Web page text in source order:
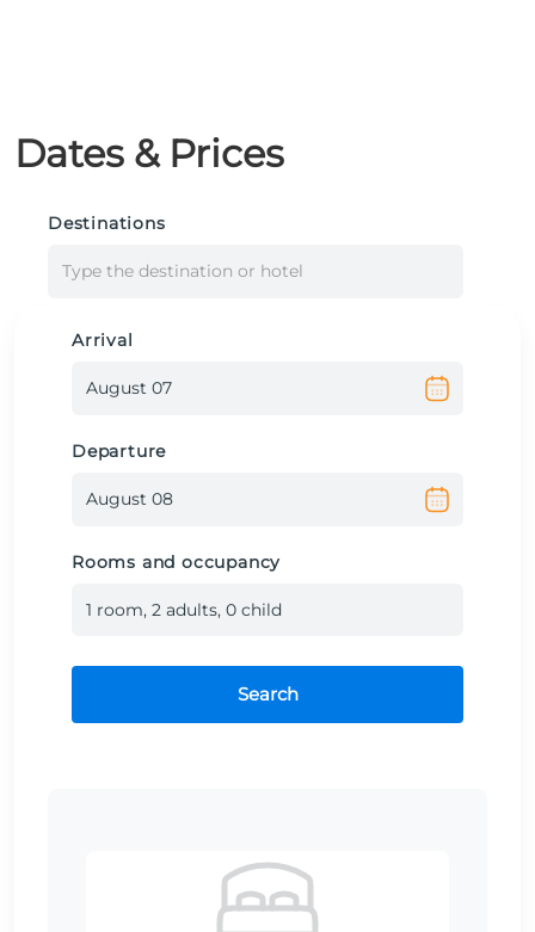
Dates & Prices
Destinations
Type the destination or hotel
Arrival
Departure
Rooms and occupancy
1 room, 2 adults, 0 child
Search